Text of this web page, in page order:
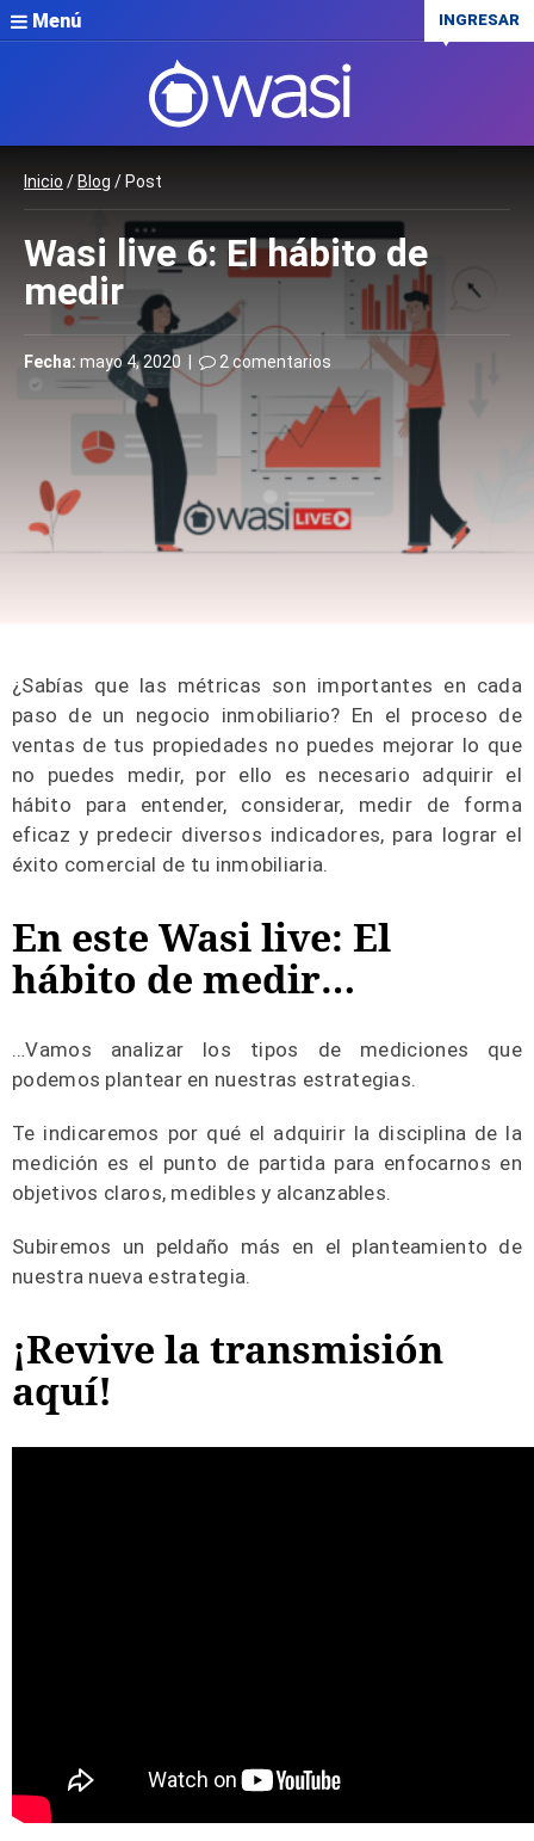
Menú INGRESAR
Inicio / Blog / Post
Wasi live 6: El hábito de
medir
Fecha: mayo 4, 2020 | 2 comentarios
¿Sabías que las métricas son importantes en cada
paso de un negocio inmobiliario? En el proceso de
ventas de tus propiedades no puedes mejorar lo que
no puedes medir, por ello es necesario adquirir el
hábito para entender, considerar, medir de forma
eficaz y predecir diversos indicadores, para lograr el
éxito comercial de tu inmobiliaria.
En este Wasi live: El
hábito de medir…
…Vamos analizar los tipos de mediciones que
podemos plantear en nuestras estrategias.
Te indicaremos por qué el adquirir la disciplina de la
medición es el punto de partida para enfocarnos en
objetivos claros, medibles y alcanzables.
Subiremos un peldaño más en el planteamiento de
nuestra nueva estrategia.
¡Revive la transmisión
aquí!